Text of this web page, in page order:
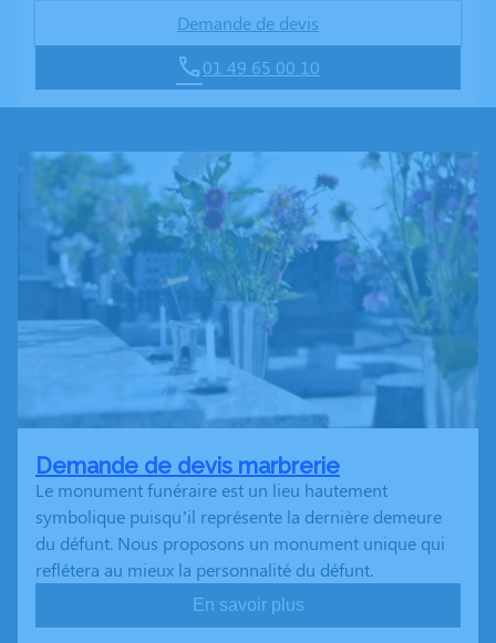
Demande de devis
01 49 65 00 10
Demande de devis marbrerie
Le monument funéraire est un lieu hautement
symbolique puisqu’il représente la dernière demeure
du défunt. Nous proposons un monument unique qui
reflétera au mieux la personnalité du défunt.
En savoir plus